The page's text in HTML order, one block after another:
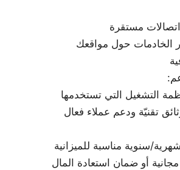
مستقرة
الخادمات حول مواقعك
التشغيل التي تستخدمها
تقنيّة ودعم عملاء فعال
سنوية مناسبة للميزانية
أو ضمان استعادة المال